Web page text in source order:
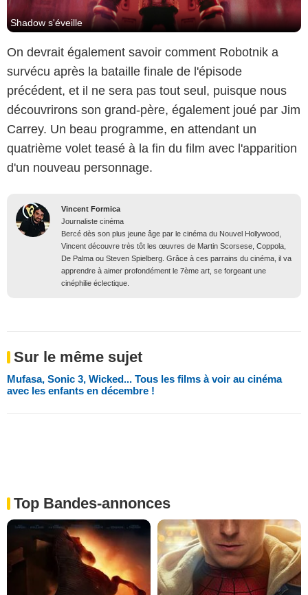
Shadow s'éveille
On devrait également savoir comment Robotnik a
survécu après la bataille finale de l'épisode
précédent, et il ne sera pas tout seul, puisque nous
découvrirons son grand-père, également joué par Jim
Carrey. Un beau programme, en attendant un
quatrième volet teasé à la fin du film avec l'apparition
d'un nouveau personnage.
Vincent Formica
Journaliste cinéma
Bercé dès son plus jeune âge par le cinéma du Nouvel Hollywood,
Vincent découvre très tôt les œuvres de Martin Scorsese, Coppola,
De Palma ou Steven Spielberg. Grâce à ces parrains du cinéma, il va
apprendre à aimer profondément le 7ème art, se forgeant une
cinéphilie éclectique.
Sur le même sujet
Mufasa, Sonic 3, Wicked... Tous les films à voir au cinéma
avec les enfants en décembre !
Top Bandes-annonces